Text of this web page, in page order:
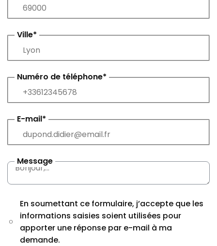
Ville*
Numéro de téléphone*
E-mail*
Message
En soumettant ce formulaire, j’accepte que les
informations saisies soient utilisées pour
apporter une réponse par e-mail à ma
demande.